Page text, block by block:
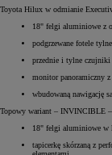
Toyota Hilux w odmianie
18" felgi aluminiowe z
podgrzewane fotele tylne,
przednie i tylne czujniki
monitor panoramiczny
wbudowaną nawigację
Topowy wariant – INVINCIBLE
18" felgi aluminiowe w
tapicerkę skórzaną z